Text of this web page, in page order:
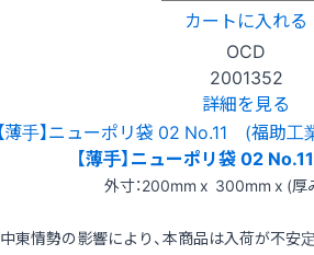
カートに入れる
OCD
2001352
詳細を見る
【薄手】ニューポリ袋 02
外寸：200mm x 300mm x (
東情勢の影響により、本商品は入荷が不安